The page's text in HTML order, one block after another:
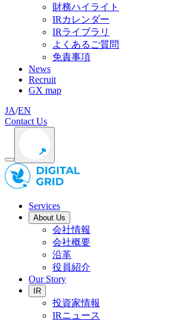
財務ハイライト
IRカレンダー
IRライブラリ
よくあるご質問
免責事項
News
Recruit
GX map
JA/EN
Contact Us
Services
About Us
会社情報
会社概要
沿革
役員紹介
Our Story
IR
投資家情報
IRニュース